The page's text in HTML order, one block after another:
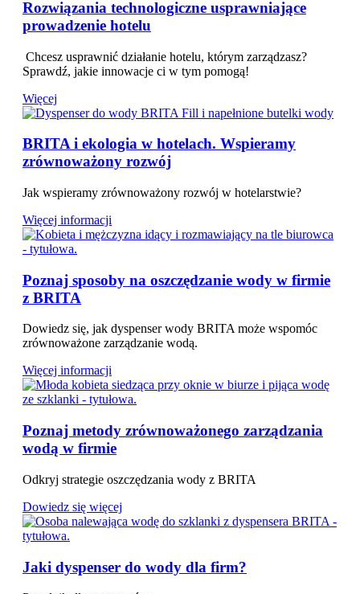
Rozwiązania technologiczne usprawniające
prowadzenie hotelu
Chcesz usprawnić działanie hotelu, którym zarządzasz?
Sprawdź, jakie innowacje ci w tym pomogą!
Więcej
BRITA i ekologia w hotelach. Wspieramy
zrównoważony rozwój
Jak wspieramy zrównoważony rozwój w hotelarstwie?
Więcej informacji
Poznaj sposoby na oszczędzanie wody w firmie
z BRITA
Dowiedz się, jak dyspenser wody BRITA może wspomóc
zrównoważone zarządzanie wodą.
Więcej informacji
Poznaj metody zrównoważonego zarządzania
wodą w firmie
Odkryj strategie oszczędzania wody z BRITA
Dowiedz się więcej
Jaki dyspenser do wody dla firm?